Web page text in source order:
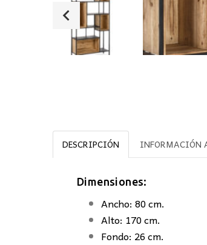
DESCRIPCIÓN INFORMACIÓN
Dimensiones:
Ancho: 80 cm.
Alto: 170 cm.
Fondo: 26 cm.